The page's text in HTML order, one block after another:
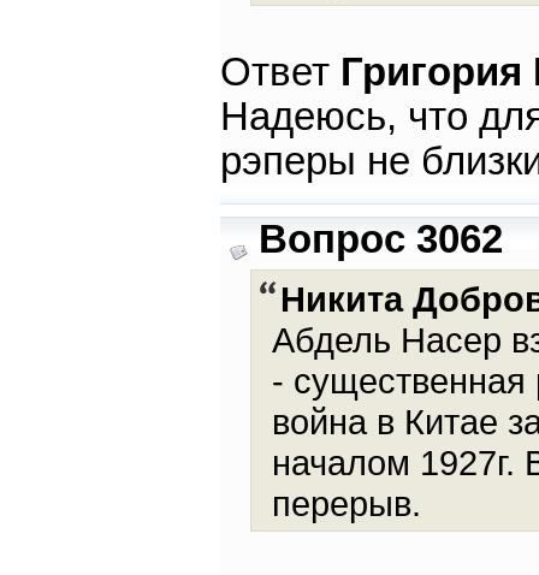
Ответ
Надеюсь, что
рэперы не
Вопрос 3062
Никита
Абдель Насер
- существенная
война в Китае
началом 1927г.
перерыв.